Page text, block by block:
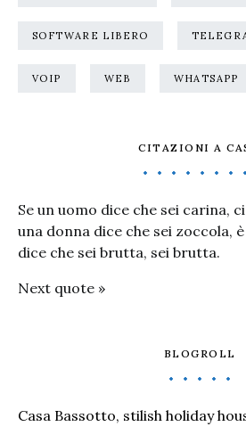
SOFTWARE LIBERO
VOIP WEB WHATSAPP
CITAZIONI A
Se un uomo dice che sei carina,
una donna dice che sei zoccola,
dice che sei brutta, sei brutta.
Next quote »
BLOGROLL
Casa Bassotto, stilish holiday